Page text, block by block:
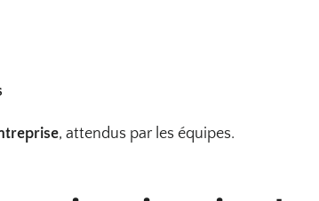
, attendus par les équipes.